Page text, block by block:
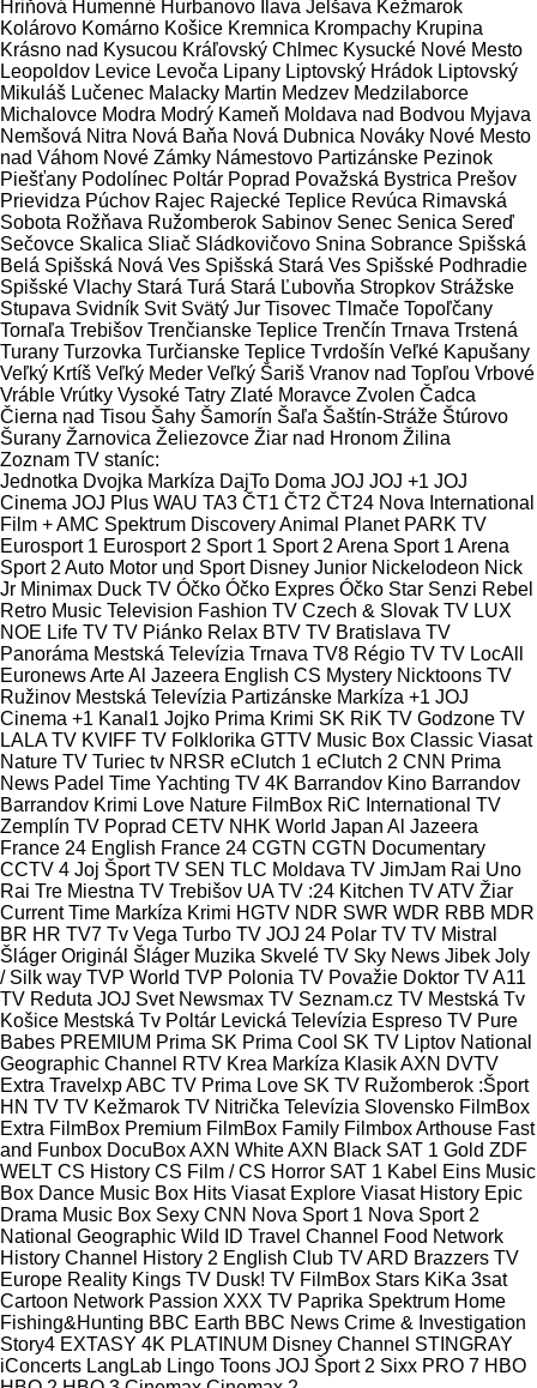
Hriňová Humenné Hurbanovo Ilava Jelšava Kežmarok
Kolárovo Komárno Košice Kremnica Krompachy Krupina
Krásno nad Kysucou Kráľovský Chlmec Kysucké Nové Mesto
Leopoldov Levice Levoča Lipany Liptovský Hrádok Liptovský
Mikuláš Lučenec Malacky Martin Medzev Medzilaborce
Michalovce Modra Modrý Kameň Moldava nad Bodvou Myjava
Nemšová Nitra Nová Baňa Nová Dubnica Nováky Nové Mesto
nad Váhom Nové Zámky Námestovo Partizánske Pezinok
Piešťany Podolínec Poltár Poprad Považská Bystrica Prešov
Prievidza Púchov Rajec Rajecké Teplice Revúca Rimavská
Sobota Rožňava Ružomberok Sabinov Senec Senica Sereď
Sečovce Skalica Sliač Sládkovičovo Snina Sobrance Spišská
Belá Spišská Nová Ves Spišská Stará Ves Spišské Podhradie
Spišské Vlachy Stará Turá Stará Ľubovňa Stropkov Strážske
Stupava Svidník Svit Svätý Jur Tisovec Tlmače Topoľčany
Tornaľa Trebišov Trenčianske Teplice Trenčín Trnava Trstená
Turany Turzovka Turčianske Teplice Tvrdošín Veľké Kapušany
Veľký Krtíš Veľký Meder Veľký Šariš Vranov nad Topľou Vrbové
Vráble Vrútky Vysoké Tatry Zlaté Moravce Zvolen Čadca
Čierna nad Tisou Šahy Šamorín Šaľa Šaštín-Stráže Štúrovo
Šurany Žarnovica Želiezovce Žiar nad Hronom Žilina
Zoznam TV staníc:
Jednotka Dvojka Markíza DajTo Doma JOJ JOJ +1 JOJ
Cinema JOJ Plus WAU TA3 ČT1 ČT2 ČT24 Nova International
Film +AMC Spektrum DiscoveryAnimal Planet PARK TV
Eurosport 1 Eurosport 2 Sport 1 Sport 2 Arena Sport 1 Arena
Sport 2 Auto Motor und Sport Disney Junior Nickelodeon Nick
Jr Minimax Duck TV Óčko Óčko Expres Óčko Star Senzi Rebel
Retro Music Television Fashion TV Czech & Slovak TV LUX
NOE Life TV TV Piánko Relax BTV TV Bratislava TV
Panoráma Mestská Televízia Trnava TV8 Régio TV TV LocAll
EuronewsArteAl Jazeera English CS Mystery Nicktoons TV
Ružinov Mestská Televízia Partizánske Markíza +1 JOJ
Cinema +1 Kanal1 Jojko Prima Krimi SK RiK TV Godzone TV
LALA TV KVIFF TV Folklorika GTTV Music Box Classic Viasat
Nature TV Turiec tv NRSR eClutch 1 eClutch 2 CNN Prima
News Padel Time Yachting TV 4K Barrandov Kino Barrandov
Barrandov Krimi Love Nature FilmBox RiC International TV
Zemplín TV Poprad CETV NHK World Japan Al Jazeera
France 24 English France 24 CGTN CGTN Documentary
CCTV 4 Joj Šport TV SEN TLC Moldava TV JimJam Rai Uno
Rai Tre Miestna TV Trebišov UA TV :24 Kitchen TVATV Žiar
Current Time Markíza Krimi HGTV NDR SWR WDR RBB MDR
BR HR TV7 Tv Vega Turbo TV JOJ 24 Polar TV TV Mistral
Šláger Originál Šláger Muzika Skvelé TV Sky News Jibek Joly
/ Silk way TVP World TVP Polonia TV Považie Doktor TVA11
TV Reduta JOJ Svet Newsmax TV Seznam.cz TV Mestská Tv
Košice Mestská Tv Poltár Levická Televízia Espreso TV Pure
Babes PREMIUM Prima SK Prima Cool SK TV Liptov National
Geographic Channel RTV Krea Markíza KlasikAXN DVTV
Extra TravelxpABC TV Prima Love SK TV Ružomberok :Šport
HN TV TV Kežmarok TV Nitrička Televízia Slovensko FilmBox
Extra FilmBox Premium FilmBox Family Filmbox Arthouse Fast
and Funbox DocuBoxAXN WhiteAXN Black SAT 1 Gold ZDF
WELT CS History CS Film / CS Horror SAT 1 Kabel Eins Music
Box Dance Music Box Hits Viasat Explore Viasat History Epic
Drama Music Box Sexy CNN Nova Sport 1 Nova Sport 2
National Geographic Wild
ID Travel Channel Food Network
History Channel History 2 English Club TVARD Brazzers TV
Europe Reality Kings TV Dusk! TV FilmBox Stars KiKa 3sat
Cartoon Network Passion XXX TV Paprika Spektrum Home
Fishing&Hunting BBC Earth BBC News Crime & Investigation
Story4 EXTASY 4K PLATINUM Disney Channel STINGRAY
iConcerts LangLab Lingo Toons JOJ Šport 2 Sixx PRO 7 HBO